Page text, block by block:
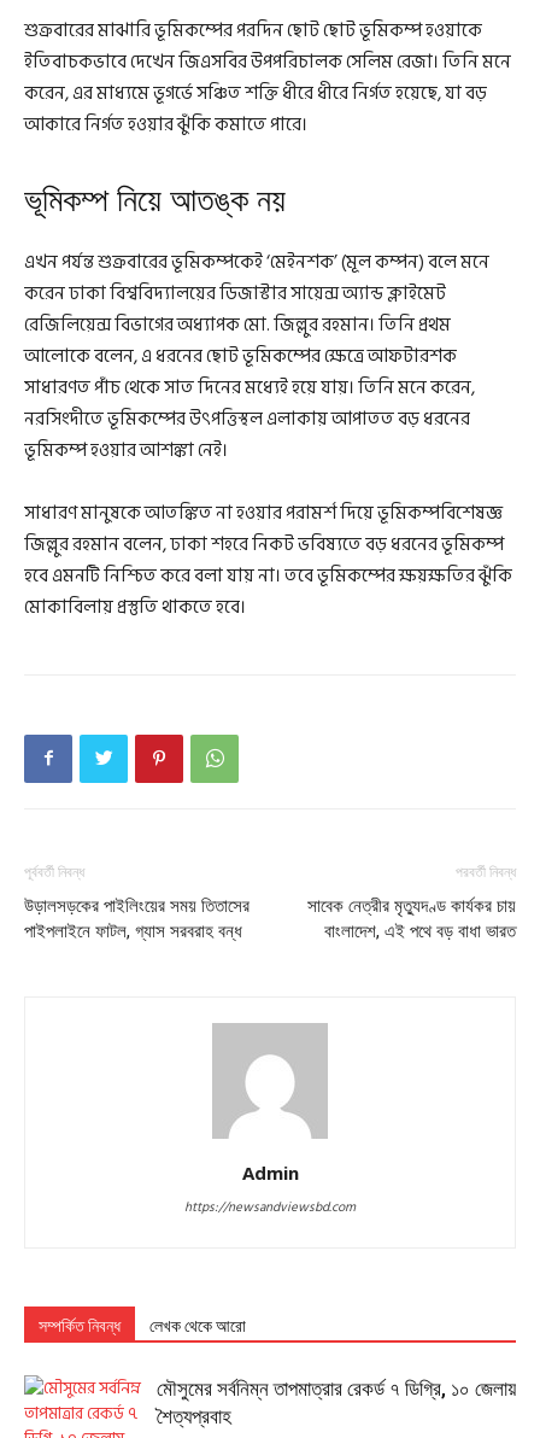
শুক্রবারের মাঝারি ভূমিকম্পের পরদিন ছোট ছোট ভূমিকম্প হওয়াকে
ইতিবাচকভাবে দেখেন জিএসবির উপপরিচালক সেলিম রেজা। তিনি মনে
করেন, এর মাধ্যমে ভূগর্ভে সঞ্চিত শক্তি ধীরে ধীরে নির্গত হয়েছে, যা বড়
আকারে নির্গত হওয়ার ঝুঁকি কমাতে পারে।
ভূমিকম্প নিয়ে আতঙ্ক নয়
এখন পর্যন্ত শুক্রবারের ভূমিকম্পকেই ‘মেইনশক’ (মূল কম্পন) বলে মনে
করেন ঢাকা বিশ্ববিদ্যালয়ের ডিজাস্টার সায়েন্স অ্যান্ড ক্লাইমেট
রেজিলিয়েন্স বিভাগের অধ্যাপক মো. জিল্লুর রহমান। তিনি প্রথম
আলোকে বলেন, এ ধরনের ছোট ভূমিকম্পের ক্ষেত্রে আফটারশক
সাধারণত পাঁচ থেকে সাত দিনের মধ্যেই হয়ে যায়। তিনি মনে করেন,
নরসিংদীতে ভূমিকম্পের উৎপত্তিস্থল এলাকায় আপাতত বড় ধরনের
ভূমিকম্প হওয়ার আশঙ্কা নেই।
সাধারণ মানুষকে আতঙ্কিত না হওয়ার পরামর্শ দিয়ে ভূমিকম্পবিশেষজ্ঞ
জিল্লুর রহমান বলেন, ঢাকা শহরে নিকট ভবিষ্যতে বড় ধরনের ভূমিকম্প
হবে এমনটি নিশ্চিত করে বলা যায় না। তবে ভূমিকম্পের ক্ষয়ক্ষতির ঝুঁকি
মোকাবিলায় প্রস্তুতি থাকতে হবে।
পূর্ববর্তী নিবন্ধ
উড়ালসড়কের পাইলিংয়ের সময় তিতাসের
পাইপলাইনে ফাটল, গ্যাস সরবরাহ বন্ধ
পরবর্তী নিবন্ধ
সাবেক নেত্রীর মৃত্যুদণ্ড কার্যকর চায়
বাংলাদেশ, এই পথে বড় বাধা ভারত
Admin
https://newsandviewsbd.com
সম্পর্কিত নিবন্ধ লেখক থেকে আরো
মৌসুমের সর্বনিম্ন তাপমাত্রার রেকর্ড ৭ ডিগ্রি, ১০ জেলায়
শৈত্যপ্রবাহ